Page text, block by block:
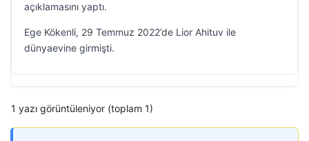
açıklamasını yaptı.
Ege Kökenli, 29 Temmuz 2022’de Lior Ahituv ile
dünyaevine girmişti.
1 yazı görüntüleniyor (toplam 1)